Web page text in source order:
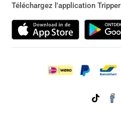
Téléchargez l'application Tripper